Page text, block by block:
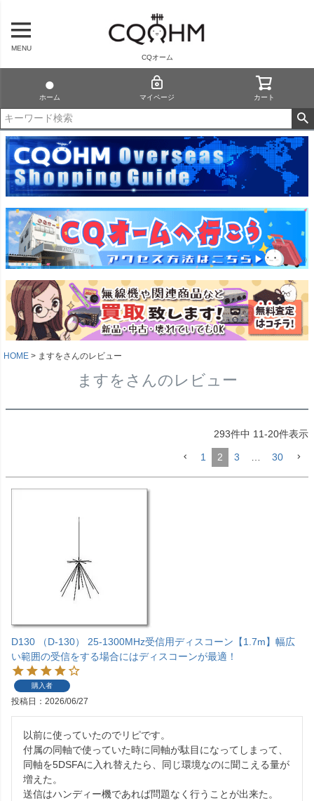
MENU
CQオーム
ホーム マイページ カート
HOME ますをさんのレビュー
ますをさんのレビュー
293件中 11-20件表示
1 2 3 30
D130 （D-130） 25-1300MHz受信用ディスコーン【1.7m】幅広
い範囲の受信をする場合にはディスコーンが最適！
購入者
投稿日 2026/06/27
以前に使っていたのでリピです。
付属の同軸で使っていた時に同軸が駄目になってしまって、
同軸を5DSFAに入れ替えたら、同じ環境なのに聞こえる量が
増えた。
送信はハンディー機であれば問題なく行うことが出来た。